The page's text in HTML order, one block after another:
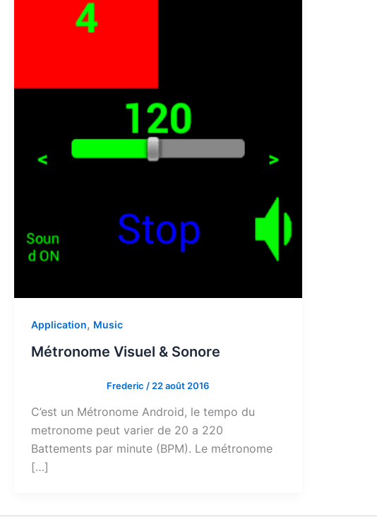
Application, Music
Métronome Visuel & Sonore
Frederic / 22 août 2016
C’est un Métronome Android, le tempo du
metronome peut varier de 20 a 220
Battements par minute (BPM). Le métronome
[…]